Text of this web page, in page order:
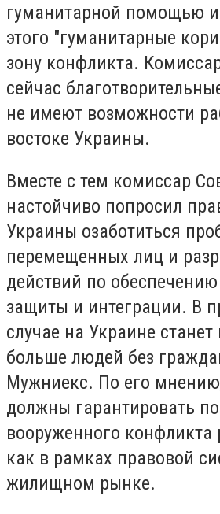
гуманитарной помощью
этого "гуманитарные
зону конфликта.
сейчас
не имеют возможности
востоке Украины.
Вместе с тем комиссар
настойчиво попросил
Украины озаботиться
перемещенных лиц и
действий по
защиты и интеграции. В
случае на Украине станет
больше людей без
Мужниекс. По его
должны гарантировать
вооруженного
как в рамках правовой
жилищном рынке.